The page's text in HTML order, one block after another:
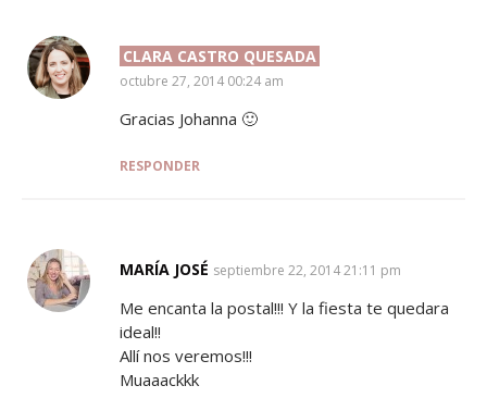
CLARA CASTRO QUESADA
octubre 27, 2014 00:24 am
Gracias Johanna 🙂
RESPONDER
MARÍA JOSÉ SAYS:
septiembre 22, 2014 21:11 pm
Me encanta la postal!!! Y la fiesta te quedara
ideal!!
Allí nos veremos!!!
Muaaackkk